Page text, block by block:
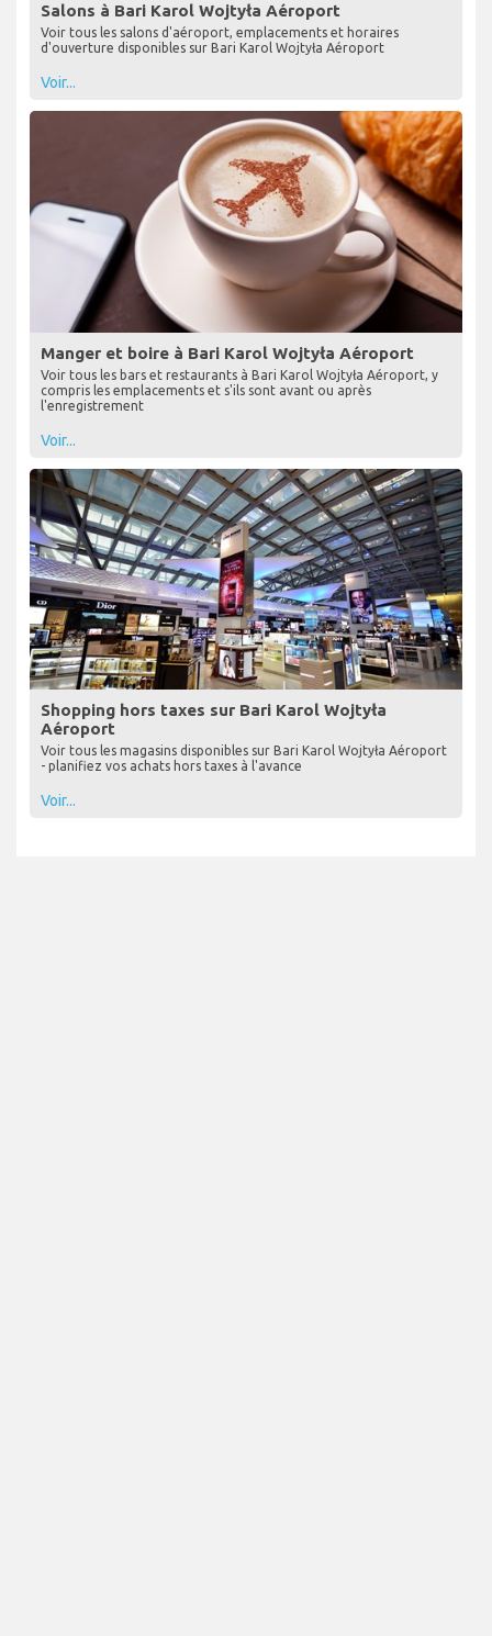
Salons à Bari Karol Wojtyła Aéroport
Voir tous les salons d'aéroport, emplacements et horaires
d'ouverture disponibles sur Bari Karol Wojtyła Aéroport
Voir...
Manger et boire à Bari Karol Wojtyła Aéroport
Voir tous les bars et restaurants à Bari Karol Wojtyła Aéroport, y
compris les emplacements et s'ils sont avant ou après
l'enregistrement
Voir...
Shopping hors taxes sur Bari Karol Wojtyła
Aéroport
Voir tous les magasins disponibles sur Bari Karol Wojtyła Aéroport
- planifiez vos achats hors taxes à l'avance
Voir...